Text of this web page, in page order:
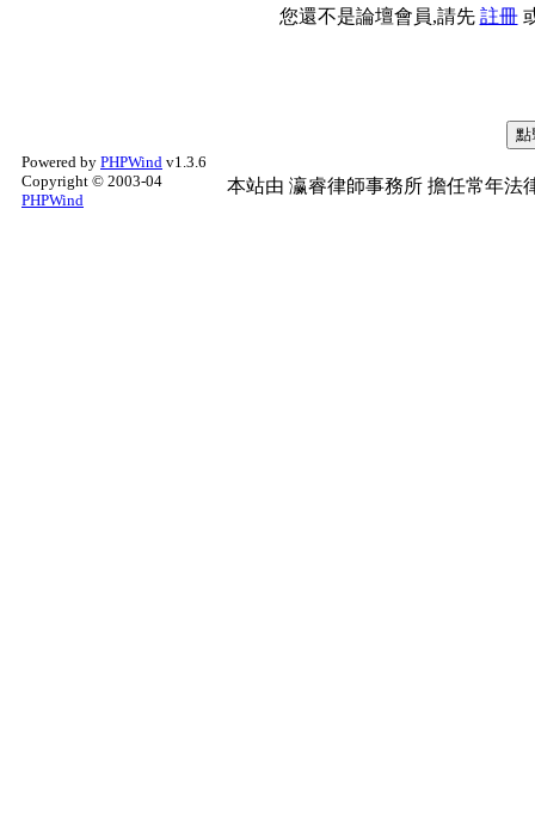
您還不是論壇會員,請先 註冊
Powered by PHPWind v1.3.6
Copyright © 2003-04
PHPWind
本站由 瀛睿律師事務所 擔任常年法